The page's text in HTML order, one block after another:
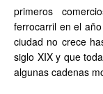
primeros
ferrocarril en el
ciudad no crece
siglo XIX y que
algunas cadenas